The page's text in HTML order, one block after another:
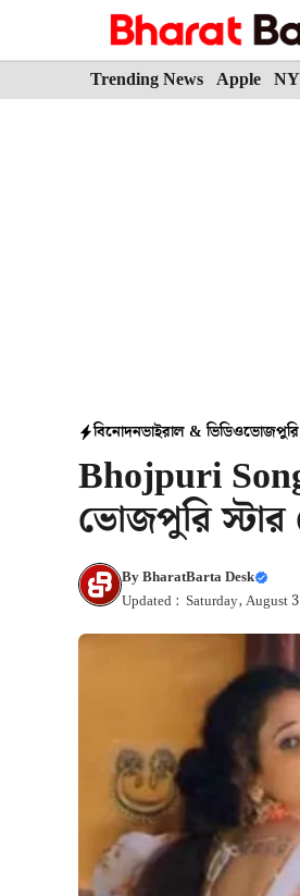
Trending News Apple
বিনোদনভাইরাল & ভিডিওভোজপুরি
Bhojpuri
ভোজপুরি স্টার
ByBharatBarta Desk
Updated : Saturday, August